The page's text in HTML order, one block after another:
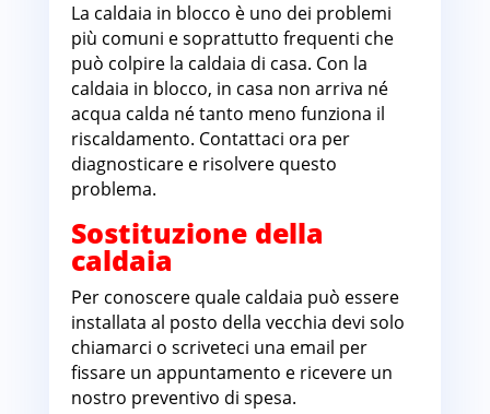
La caldaia in blocco è uno dei problemi
più comuni e soprattutto frequenti che
può colpire la caldaia di casa. Con la
caldaia in blocco, in casa non arriva né
acqua calda né tanto meno funziona il
riscaldamento. Contattaci ora per
diagnosticare e risolvere questo
problema.
Sostituzione della
caldaia
Per conoscere quale caldaia può essere
installata al posto della vecchia devi solo
chiamarci o scriveteci una email per
fissare un appuntamento e ricevere un
nostro preventivo di spesa.